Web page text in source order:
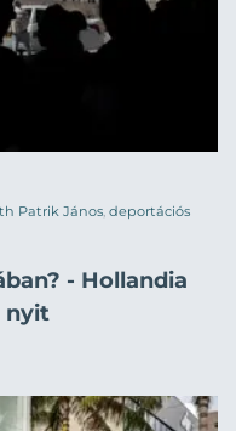
Patrik János, deportációs
- Hollandia
nyit